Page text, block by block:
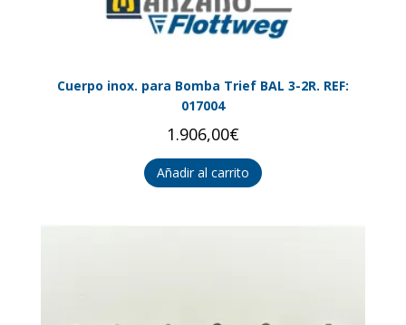
Cuerpo inox. para Bomba Trief BAL 3-2R. REF:
017004
1.906,00€
Añadir al carrito